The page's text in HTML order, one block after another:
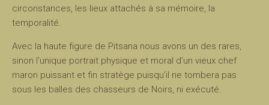
circonstances, les lieux attachés à sa mémoire, la
temporalité.
Avec la haute figure de Pitsana nous avons un des rares,
sinon l’unique portrait physique et moral d’un vieux chef
maron puissant et fin stratège puisqu’il ne tombera pas
sous les balles des chasseurs de Noirs, ni exécuté.